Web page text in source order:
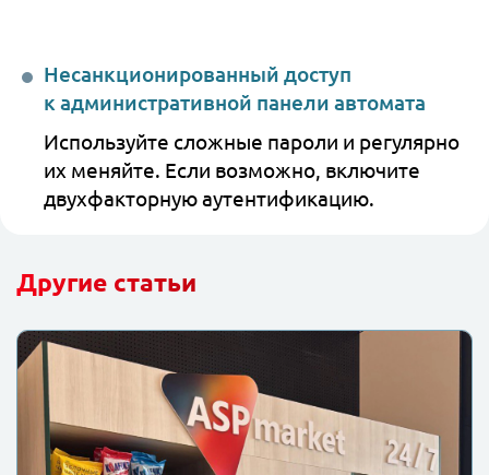
Несанкционированный доступ
к административной панели автомата
Используйте сложные пароли и регулярно
их меняйте. Если возможно, включите
двухфакторную аутентификацию.
Другие статьи